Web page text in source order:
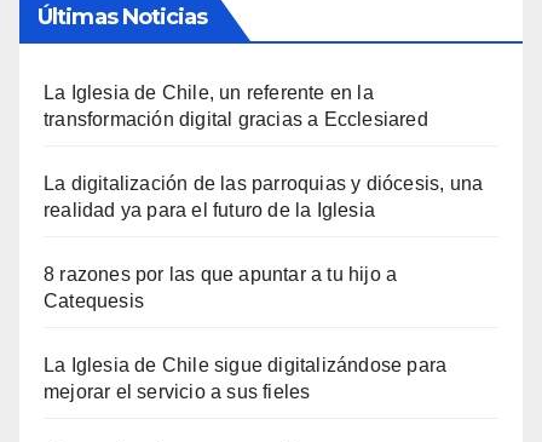
Últimas Noticias
La Iglesia de Chile, un referente en la
transformación digital gracias a Ecclesiared
La digitalización de las parroquias y diócesis, una
realidad ya para el futuro de la Iglesia
8 razones por las que apuntar a tu hijo a
Catequesis
La Iglesia de Chile sigue digitalizándose para
mejorar el servicio a sus fieles